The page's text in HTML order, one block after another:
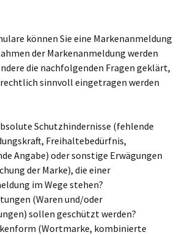
können Sie eine Markenanmeldung
der Markenanmeldung werden
die nachfolgenden Fragen geklärt,
sinnvoll eingetragen werden
Schutzhindernisse (fehlende
Freihaltebedürfnis,
Angabe) oder sonstige Erwägungen
der Marke), die einer
im Wege stehen?
(Waren und/oder
sollen geschützt werden?
(Wortmarke, kombinierte